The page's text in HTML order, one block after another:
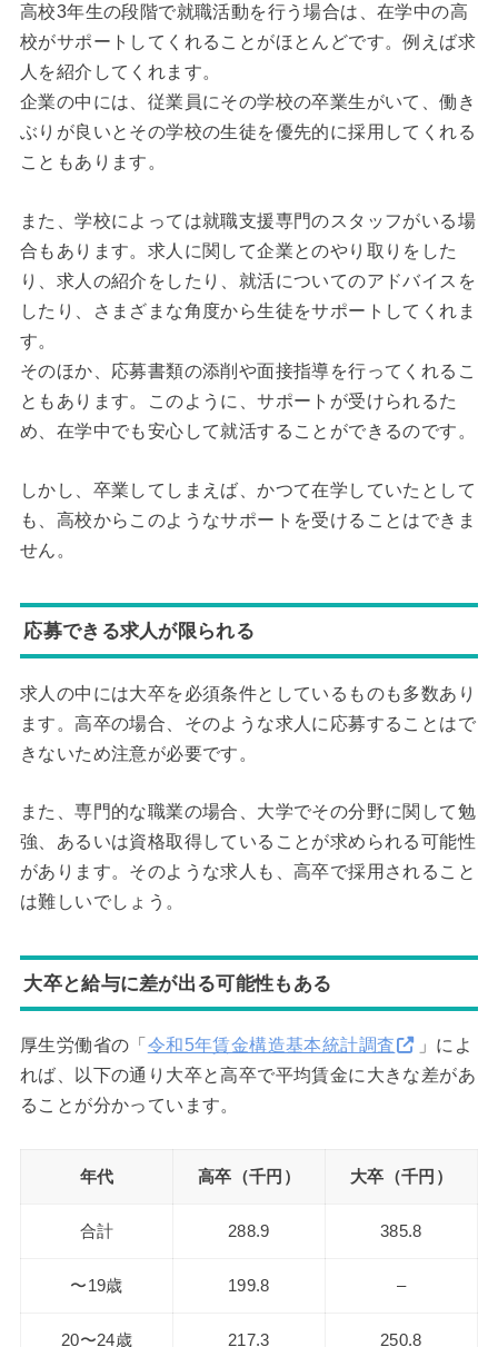
高校3年生の段階で就職活動を行う場合は、在学中の高
校がサポートしてくれることがほとんどです。例えば求
人を紹介してくれます。
企業の中には、従業員にその学校の卒業生がいて、働き
ぶりが良いとその学校の生徒を優先的に採用してくれる
こともあります。
また、学校によっては就職支援専門のスタッフがいる場
合もあります。求人に関して企業とのやり取りをした
り、求人の紹介をしたり、就活についてのアドバイスを
したり、さまざまな角度から生徒をサポートしてくれま
す。
そのほか、応募書類の添削や面接指導を行ってくれるこ
ともあります。このように、サポートが受けられるた
め、在学中でも安心して就活することができるのです。
しかし、卒業してしまえば、かつて在学していたとして
も、高校からこのようなサポートを受けることはできま
せん。
応募できる求人が限られる
求人の中には大卒を必須条件としているものも多数あり
ます。高卒の場合、そのような求人に応募することはで
きないため注意が必要です。
また、専門的な職業の場合、大学でその分野に関して勉
強、あるいは資格取得していることが求められる可能性
があります。そのような求人も、高卒で採用されること
は難しいでしょう。
大卒と給与に差が出る可能性もある
厚生労働省の「 令和5年賃金構造基本統計調査
」によ
れば、以下の通り大卒と高卒で平均賃金に大きな差があ
ることが分かっています。
年代 高卒（千円） 大卒（千円）
合計 288.9 385.8
〜19歳 199.8 –
20〜24歳 217.3 250.8